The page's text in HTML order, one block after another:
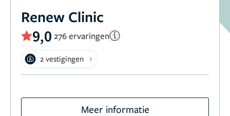
Renew Clinic
9,0 276 ervaringen
2 vestigingen
Meer informatie